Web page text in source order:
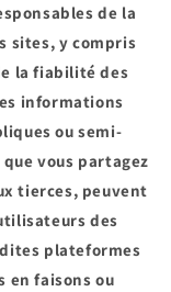
de la
sites, y compris
la fiabilité des
informations
ou semi-
vous partagez
tierces, peuvent
des
plateformes
en faisons ou